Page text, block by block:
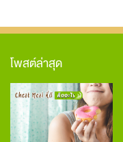
โพสต์ล่าสุด